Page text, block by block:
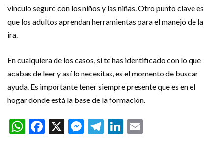
vínculo seguro con los niños y las niñas. Otro punto clave es
que los adultos aprendan herramientas para el manejo de la
ira.
En cualquiera de los casos, si te has identificado con lo que
acabas de leer y así lo necesitas, es el momento de buscar
ayuda. Es importante tener siempre presente que es en el
hogar donde está la base de la formación.
WhatsApp
Facebook
X Messenger
Telegram
LinkedIn